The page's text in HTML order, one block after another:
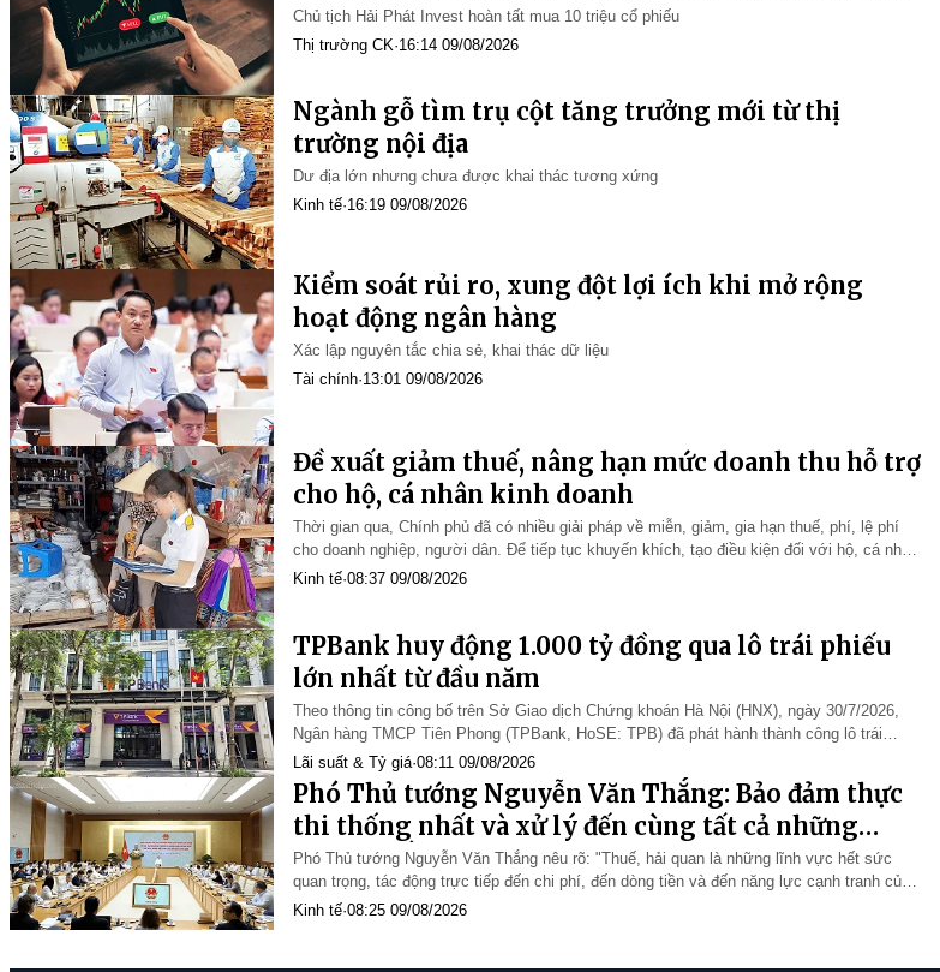
dỡ Hải An
Chủ tịch Hải Phát Invest hoàn tất mua 10 triệu cổ phiếu
Thị trường CK·16:14 09/08/2026
Ngành gỗ tìm trụ cột tăng trưởng mới từ thị
trường nội địa
Dư địa lớn nhưng chưa được khai thác tương xứng
Kinh tế·16:19 09/08/2026
Kiểm soát rủi ro, xung đột lợi ích khi mở rộng
hoạt động ngân hàng
Xác lập nguyên tắc chia sẻ, khai thác dữ liệu
Tài chính·13:01 09/08/2026
Đề xuất giảm thuế, nâng hạn mức doanh thu hỗ trợ
cho hộ, cá nhân kinh doanh
Thời gian qua, Chính phủ đã có nhiều giải pháp về miễn, giảm, gia hạn thuế, phí, lệ phí
cho doanh nghiệp, người dân. Để tiếp tục khuyến khích, tạo điều kiện đối với hộ, cá nhân
kinh doanh, doanh nghiệp nhỏ và vừa phát tr…
Kinh tế·08:37 09/08/2026
TPBank huy động 1.000 tỷ đồng qua lô trái phiếu
lớn nhất từ đầu năm
Theo thông tin công bố trên Sở Giao dịch Chứng khoán Hà Nội (HNX), ngày 30/7/2026,
Ngân hàng TMCP Tiên Phong (TPBank, HoSE: TPB) đã phát hành thành công lô trái
phiếu mã TPB12606 gồm 10.000 trái phiếu, mệnh giá 100 triệu…
Lãi suất & Tỷ giá·08:11 09/08/2026
Phó Thủ tướng Nguyễn Văn Thắng: Bảo đảm thực
thi thống nhất và xử lý đến cùng tất cả những
vướng mắc
Phó Thủ tướng Nguyễn Văn Thắng nêu rõ: "Thuế, hải quan là những lĩnh vực hết sức
quan trọng, tác động trực tiếp đến chi phí, đến dòng tiền và đến năng lực cạnh tranh của
các doanh nghiệp". Trong thời gian vừa qua, Chính…
Kinh tế·08:25 09/08/2026